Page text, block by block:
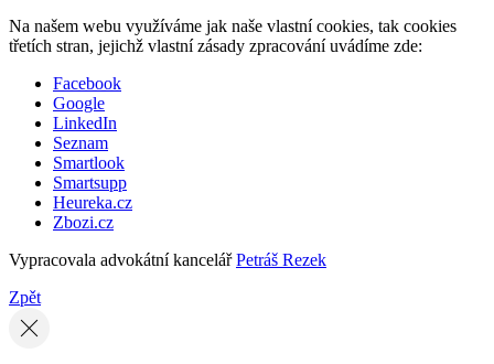
Na našem webu využíváme jak naše vlastní cookies, tak cookies
třetích stran, jejichž vlastní zásady zpracování uvádíme zde:
Facebook
Google
LinkedIn
Seznam
Smartlook
Smartsupp
Heureka.cz
Zbozi.cz
Vypracovala advokátní kancelářPetráš Rezek
Zpět